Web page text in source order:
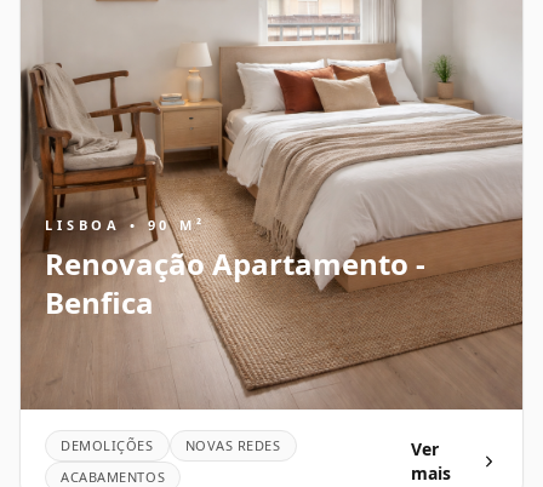
LISBOA • 90 M²
Renovação Apartamento -
Benfica
DEMOLIÇÕES
NOVAS REDES
ACABAMENTOS
Ver
mais